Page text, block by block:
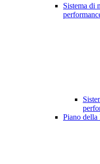
Sistema di
Piano della